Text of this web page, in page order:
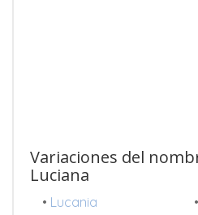
Variaciones del
Luciana
• Lucania •